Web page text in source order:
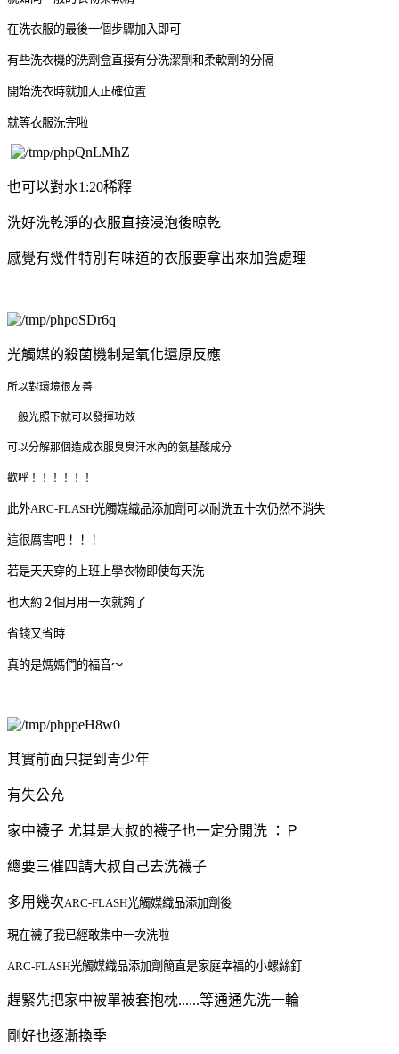
在洗衣服的最後一個步驟加入即可
有些洗衣機的洗劑盒直接有分洗潔劑和柔軟劑的分隔
開始洗衣時就加入正確位置
就等衣服洗完啦
也可以對水1:20稀釋
洗好洗乾淨的衣服直接浸泡後晾乾
感覺有幾件特別有味道的衣服要拿出來加強處理
光觸媒的殺菌機制是氧化還原反應
所以對環境很友善
一般光照下就可以發揮功效
可以分解那個造成衣服臭臭汗水內的氨基酸成分
歡呼！！！！！！
此外ARC-FLASH光觸媒織品添加劑可以耐洗五十次仍然不消失
這很厲害吧！！！
若是天天穿的上班上學衣物即使每天洗
也大約２個月用一次就夠了
省錢又省時
真的是媽媽們的福音～
其實前面只提到青少年
有失公允
家中襪子 尤其是大叔的襪子也一定分開洗 ：Ｐ
總要三催四請大叔自己去洗襪子
多用幾次ARC-FLASH光觸媒織品添加劑後
現在襪子我已經敢集中一次洗啦
ARC-FLASH光觸媒織品添加劑簡直是家庭幸福的小螺絲釘
趕緊先把家中被單被套抱枕......等通通先洗一輪
剛好也逐漸換季